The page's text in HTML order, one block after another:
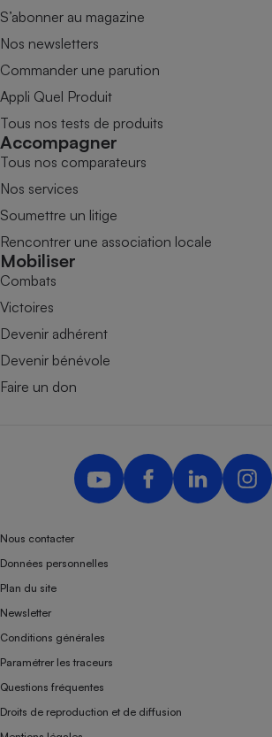
S’abonner au magazine
Nos newsletters
Commander une parution
Appli Quel Produit
Tous nos tests de produits
Accompagner
Tous nos comparateurs
Nos services
Soumettre un litige
Rencontrer une association locale
Mobiliser
Combats
Victoires
Devenir adhérent
Devenir bénévole
Faire un don
Nous contacter
Données personnelles
Plan du site
Newsletter
Conditions générales
Paramétrer les traceurs
Questions fréquentes
Droits de reproduction et de diffusion